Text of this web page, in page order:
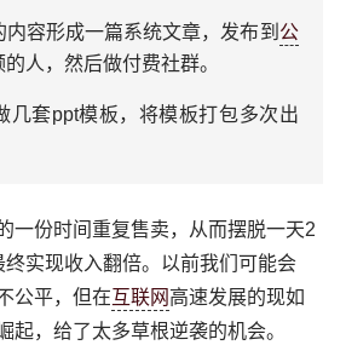
内容形成一篇系统文章，发布到 公
人，然后做付费社群。
几套ppt模板，将模板打包多次出
一份时间重复售卖，从而摆脱一天2
实现收入翻倍。以前我们可能会
公平，但在互联网 高速发展的现如
起，给了太多草根逆袭的机会。